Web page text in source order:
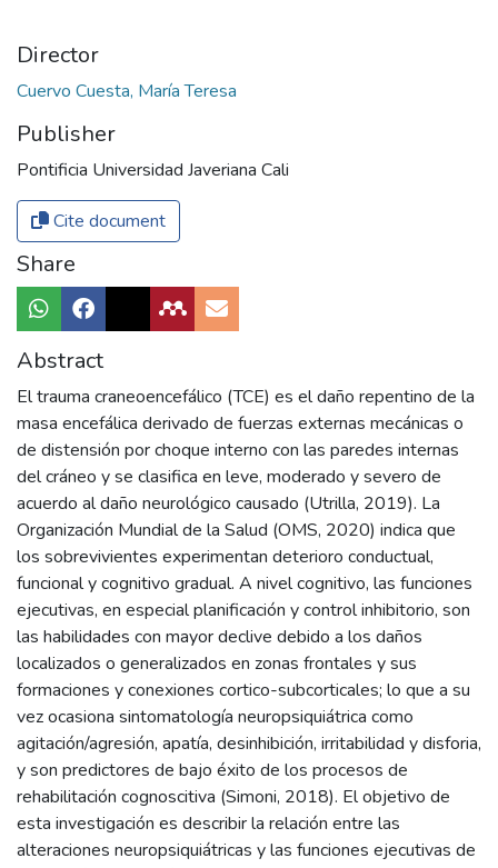
Director
Cuervo Cuesta, María Teresa
Publisher
Pontificia Universidad Javeriana Cali
Cite document
Share
Abstract
El trauma craneoencefálico (TCE) es el daño repentino de la
masa encefálica derivado de fuerzas externas mecánicas o
de distensión por choque interno con las paredes internas
del cráneo y se clasifica en leve, moderado y severo de
acuerdo al daño neurológico causado (Utrilla, 2019). La
Organización Mundial de la Salud (OMS, 2020) indica que
los sobrevivientes experimentan deterioro conductual,
funcional y cognitivo gradual. A nivel cognitivo, las funciones
ejecutivas, en especial planificación y control inhibitorio, son
las habilidades con mayor declive debido a los daños
localizados o generalizados en zonas frontales y sus
formaciones y conexiones cortico-subcorticales; lo que a su
vez ocasiona sintomatología neuropsiquiátrica como
agitación/agresión, apatía, desinhibición, irritabilidad y disforia,
y son predictores de bajo éxito de los procesos de
rehabilitación cognoscitiva (Simoni, 2018). El objetivo de
esta investigación es describir la relación entre las
alteraciones neuropsiquiátricas y las funciones ejecutivas de